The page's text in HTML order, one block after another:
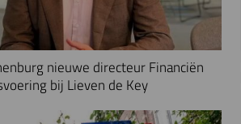
nieuwe directeur Financiën
bij Lieven de Key